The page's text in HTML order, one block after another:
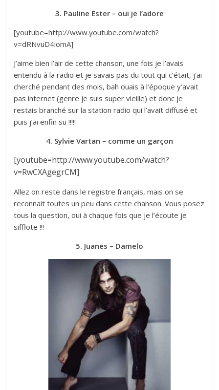
3. Pauline Ester – oui je l’adore
[youtube=http://www.youtube.com/watch?
v=dRNvuD4iomA]
J’aime bien l’air de cette chanson, une fois je l’avais
entendu à la radio et je savais pas du tout qui c’était, j’ai
cherché pendant des mois, bah ouais à l’époque y’avait
pas internet (genre je suis super vieille) et donc je
restais branché sur la station radio qui l’avait diffusé et
puis j’ai enfin su !!!!!
4. Sylvie Vartan – comme un garçon
[youtube=http://www.youtube.com/watch?
v=RwCXAgegrCM]
Allez on reste dans le registre français, mais on se
reconnait toutes un peu dans cette chanson. Vous posez
tous la question, oui à chaque fois que je l’écoute je
sifflote !!!
5. Juanes – Damelo